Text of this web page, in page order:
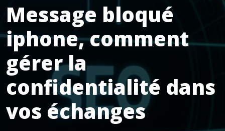
Message bloqué
iphone, comment
gérer la
confidentialité dans
vos échanges